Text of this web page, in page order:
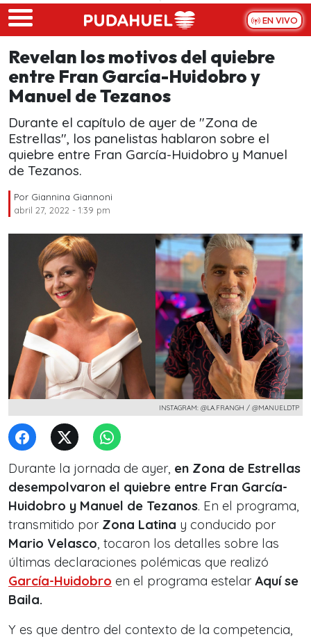
Skip to main content
EN VIVO
Revelan los motivos del quiebre
entre Fran García-Huidobro y
Manuel de Tezanos
Durante el capítulo de ayer de "Zona de
Estrellas", los panelistas hablaron sobre el
quiebre entre Fran García-Huidobro y Manuel
de Tezanos.
Por Giannina Giannoni
abril 27, 2022 - 1:39 pm
INSTAGRAM: @LA.FRANGH / @MANUELDTP
Durante la jornada de ayer, en Zona de Estrellas
desempolvaron el quiebre entre Fran García-
Huidobro y Manuel de Tezanos. En el programa,
transmitido por Zona Latina y conducido por
Mario Velasco, tocaron los detalles sobre las
últimas declaraciones polémicas que realizó
García-Huidobro en el programa estelar Aquí se
Baila.
Y es que dentro del contexto de la competencia,